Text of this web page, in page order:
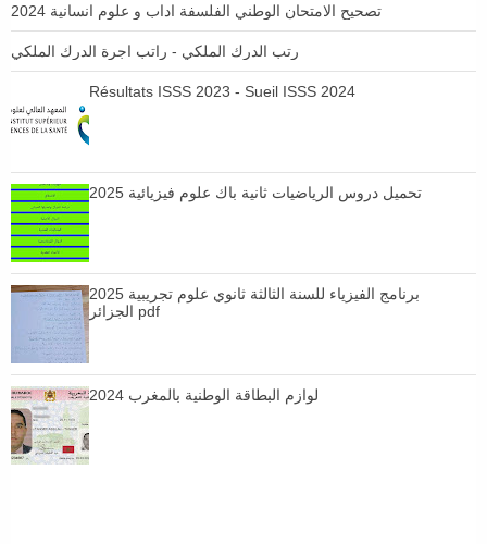
تصحيح الامتحان الوطني الفلسفة اداب و علوم انسانية 2024
رتب الدرك الملكي - راتب اجرة الدرك الملكي
Résultats ISSS 2023 - Sueil ISSS 2024
تحميل دروس الرياضيات ثانية باك علوم فيزيائية 2025
برنامج الفيزياء للسنة الثالثة ثانوي علوم تجريبية 2025
الجزائر pdf
لوازم البطاقة الوطنية بالمغرب 2024